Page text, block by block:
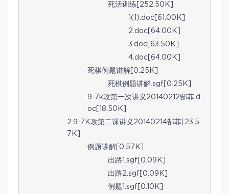
死活训练[252.50K]
1(1).doc[61.00K]
2.doc[64.00K]
3.doc[63.50K]
4.doc[64.00K]
死棋例题讲解[0.25K]
死棋例题讲解.sgf[0.25K]
9-7k攻第一次讲义20140212郜菲.d
oc[18.50K]
2.9-7K攻第二课讲义20140214郜菲[23.5
7K]
例题讲解[0.57K]
出路1.sgf[0.09K]
出路2.sgf[0.09K]
例题1.sgf[0.10K]